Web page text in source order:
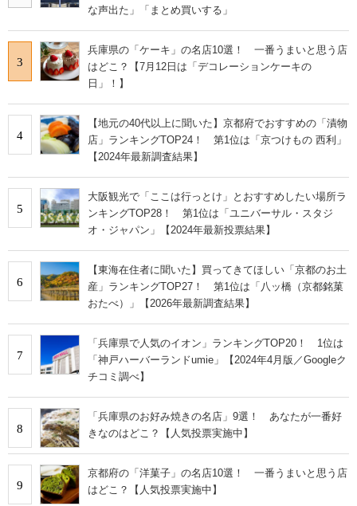
な声出た」「まとめ買いする」
3
兵庫県の「ケーキ」の名店10選！ 一番うまいと思う店
はどこ？【7月12日は「デコレーションケーキの
日」！】
4
【地元の40代以上に聞いた】京都府でおすすめの「漬物
店」ランキングTOP24！ 第1位は「京つけもの 西利」
【2024年最新調査結果】
5
大阪観光で「ここは行っとけ」とおすすめしたい場所ラ
ンキングTOP28！ 第1位は「ユニバーサル・スタジ
オ・ジャパン」【2024年最新投票結果】
6
【東海在住者に聞いた】買ってきてほしい「京都のお土
産」ランキングTOP27！ 第1位は「八ッ橋（京都銘菓
おたべ）」【2026年最新調査結果】
7
「兵庫県で人気のイオン」ランキングTOP20！ 1位は
「神戸ハーバーランドumie」【2024年4月版／Googleク
チコミ調べ】
8
「兵庫県のお好み焼きの名店」9選！ あなたが一番好
きなのはどこ？【人気投票実施中】
9
京都府の「洋菓子」の名店10選！ 一番うまいと思う店
はどこ？【人気投票実施中】